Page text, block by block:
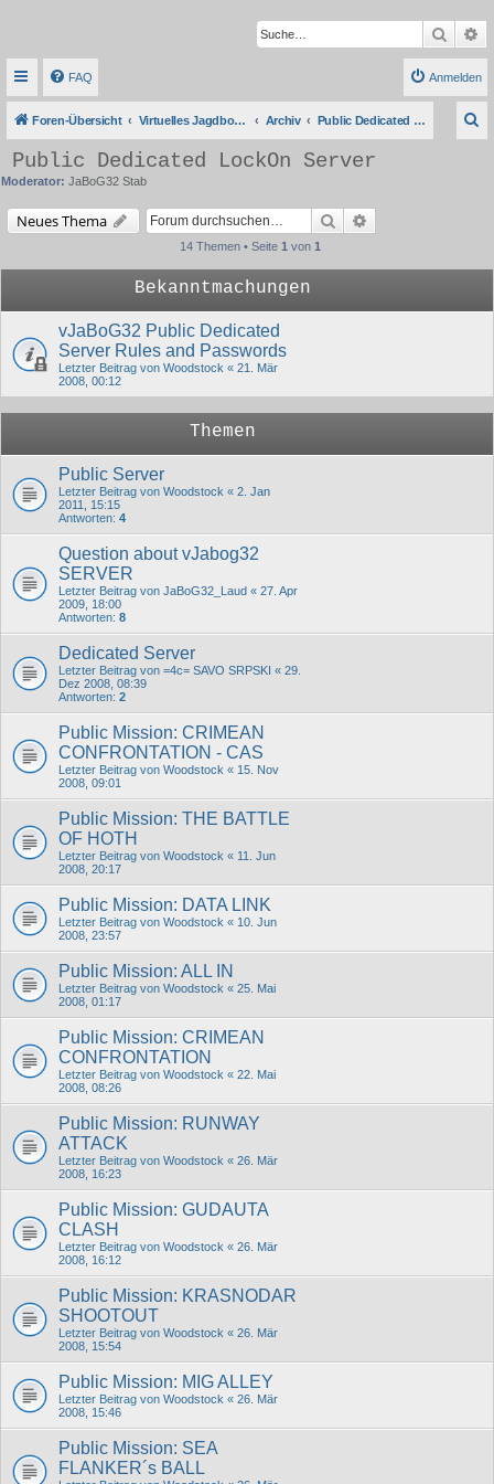
Suche
FAQ Anmelden
Foren-Übersicht Virtuelles Jagdbombergeschwader 32 Archiv Public Dedicated LockOn Server
Public Dedicated LockOn Server
Moderator: JaBoG32 Stab
Neues Thema Suche
14 Themen • Seite 1 von 1
Bekanntmachungen
vJaBoG32 Public Dedicated
Server Rules and Passwords
Letzter Beitrag von Woodstock « 21. Mär
2008, 00:12
Themen
Public Server
Letzter Beitrag von Woodstock « 2. Jan
2011, 15:15
Antworten: 4
Question about vJabog32
SERVER
Letzter Beitrag von JaBoG32_Laud « 27. Apr
2009, 18:00
Antworten: 8
Dedicated Server
Letzter Beitrag von =4c= SAVO SRPSKI « 29.
Dez 2008, 08:39
Antworten: 2
Public Mission: CRIMEAN
CONFRONTATION - CAS
Letzter Beitrag von Woodstock « 15. Nov
2008, 09:01
Public Mission: THE BATTLE
OF HOTH
Letzter Beitrag von Woodstock « 11. Jun
2008, 20:17
Public Mission: DATA LINK
Letzter Beitrag von Woodstock « 10. Jun
2008, 23:57
Public Mission: ALL IN
Letzter Beitrag von Woodstock « 25. Mai
2008, 01:17
Public Mission: CRIMEAN
CONFRONTATION
Letzter Beitrag von Woodstock « 22. Mai
2008, 08:26
Public Mission: RUNWAY
ATTACK
Letzter Beitrag von Woodstock « 26. Mär
2008, 16:23
Public Mission: GUDAUTA
CLASH
Letzter Beitrag von Woodstock « 26. Mär
2008, 16:12
Public Mission: KRASNODAR
SHOOTOUT
Letzter Beitrag von Woodstock « 26. Mär
2008, 15:54
Public Mission: MIG ALLEY
Letzter Beitrag von Woodstock « 26. Mär
2008, 15:46
Public Mission: SEA
FLANKER´s BALL